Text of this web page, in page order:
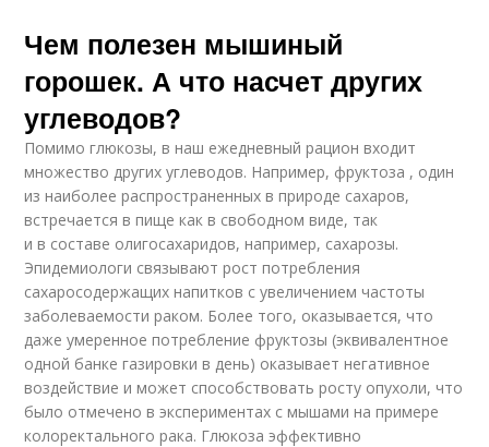
Чем полезен мышиный
горошек. А что насчет других
углеводов?
Помимо глюкозы, в наш ежедневный рацион входит
множество других углеводов. Например, фруктоза , один
из наиболее распространенных в природе сахаров,
встречается в пище как в свободном виде, так
и в составе олигосахаридов, например, сахарозы.
Эпидемиологи связывают рост потребления
сахаросодержащих напитков с увеличением частоты
заболеваемости раком. Более того, оказывается, что
даже умеренное потребление фруктозы (эквивалентное
одной банке газировки в день) оказывает негативное
воздействие и может способствовать росту опухоли, что
было отмечено в экспериментах с мышами на примере
колоректального рака. Глюкоза эффективно